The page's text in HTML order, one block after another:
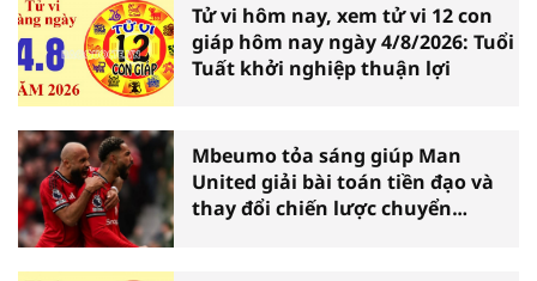
Tử vi hôm nay, xem tử vi 12 con
giáp hôm nay ngày 4/8/2026: Tuổi
Tuất khởi nghiệp thuận lợi
Mbeumo tỏa sáng giúp Man
United giải bài toán tiền đạo và
thay đổi chiến lược chuyển